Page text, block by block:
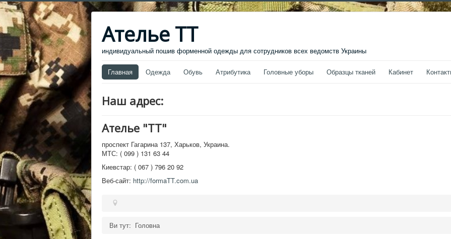
Ателье ТТ
индивидуальный пошив форменной одежды для сотрудников всех ведомств Украины
Главная Одежда Обувь Атрибутика Головные уборы Образцы тканей Кабинет
Наш адрес:
Ателье "ТТ"
проспект Гагарина 137, Харьков, Украина.
МТС: ( 099 ) 131 63 44
Киевстар: ( 067 ) 796 20 92
Веб-сайт: http://formaTT.com.ua
Ви тут: Головна